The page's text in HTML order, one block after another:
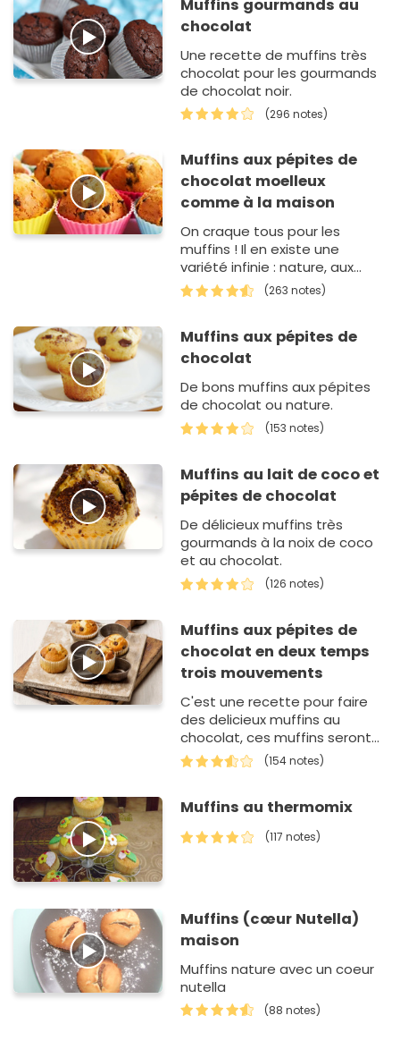
Muffins gourmands au
chocolat
Une recette de muffins très
chocolat pour les gourmands
de chocolat noir.
(296 notes)
Muffins aux pépites de
chocolat moelleux
comme à la maison
On craque tous pour les
muffins ! Il en existe une
variété infinie : nature, aux
fruits, aux fruits secs... Ils se
déclinent selon les goû…
(263 notes)
Muffins aux pépites de
chocolat
De bons muffins aux pépites
de chocolat ou nature.
(153 notes)
Muffins au lait de coco et
pépites de chocolat
De délicieux muffins très
gourmands à la noix de coco
et au chocolat.
(126 notes)
Muffins aux pépites de
chocolat en deux temps
trois mouvements
C'est une recette pour faire
des delicieux muffins au
chocolat, ces muffins seront
d'une couleur dorée, trés
faciles à faire elle fascinera
(154 notes)
Muffins au thermomix
(117 notes)
Muffins (cœur Nutella)
maison
Muffins nature avec un coeur
nutella
(88 notes)